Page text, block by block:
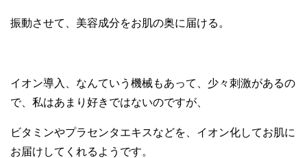
振動させて、美容成分をお肌の奥に届ける。
イオン導入、なんていう機械もあって、少々刺激があるの
で、私はあまり好きではないのですが、
ビタミンやプラセンタエキスなどを、イオン化してお肌に
お届けしてくれるようです。